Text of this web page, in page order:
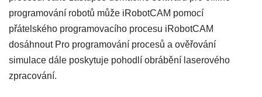
programování robotů může iRobotCAM pomocí
přátelského programovacího procesu iRobotCAM
dosáhnout Pro programování procesů a ověřování
simulace dále poskytuje pohodlí obrábění laserového
zpracování.